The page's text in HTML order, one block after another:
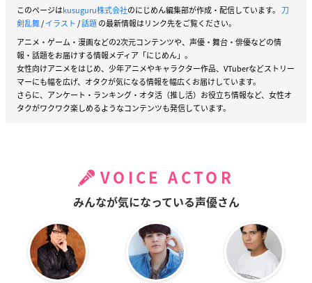
このページはkusuguru株式会社のにじめん編集部が作成・配信しています。 刀
剣乱舞/イラスト /話題の最新情報はリンク先をご覧ください。
アニメ・ゲーム・漫画などの2次元コンテンツや、声優・舞台・俳優などの情
報・話題をお届けする情報メディア「にじめん」。
女性向けアニメをはじめ、少年アニメやキャラクター作品、VTuberなどストリー
マーにも幅を広げ、オタクが気になる情報を幅広くお届けしています。
さらに、アンケート・ランキング・オタ活（推し活）お役立ち情報など、女性オ
タクがワクワク楽しめるようなコンテンツも発信しています。
VOICE ACTOR
みんなが気になっている声優さん